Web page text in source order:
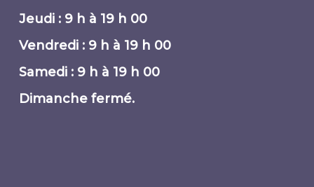
Jeudi : 9 h à 19 h 00
Vendredi : 9 h à 19 h 00
Samedi : 9 h à 19 h 00
Dimanche fermé.